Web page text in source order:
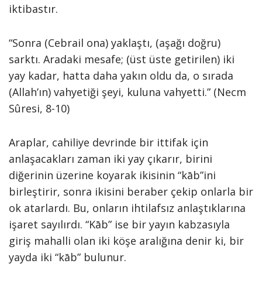
iktibastır.
“Sonra (Cebrail ona) yaklaştı, (aşağı doğru)
sarktı. Aradaki mesafe; (üst üste getirilen) iki
yay kadar, hatta daha yakın oldu da, o sırada
(Allah’ın) vahyetiği şeyi, kuluna vahyetti.” (Necm
Sûresi, 8-10)
Araplar, cahiliye devrinde bir ittifak için
anlaşacakları zaman iki yay çıkarır, birini
diğerinin üzerine koyarak ikisinin “kāb”ini
birleştirir, sonra ikisini beraber çekip onlarla bir
ok atarlardı. Bu, onların ihtilafsız anlaştıklarına
işaret sayılırdı. “Kāb” ise bir yayın kabzasıyla
giriş mahalli olan iki köşe aralığına denir ki, bir
yayda iki “kāb” bulunur.